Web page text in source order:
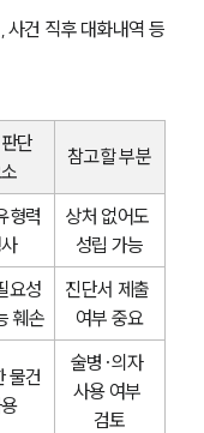
사건 직후 대화내역 등
단
참고할 부분
형력
상처 없어도
성립 가능
요성
훼손
진단서 제출
여부 중요
물건
술병·의자
사용 여부
검토